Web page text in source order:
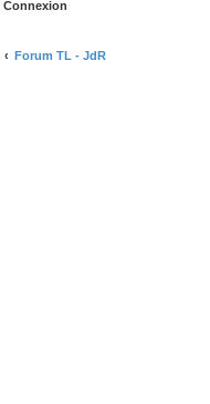
Forum TL - JdR